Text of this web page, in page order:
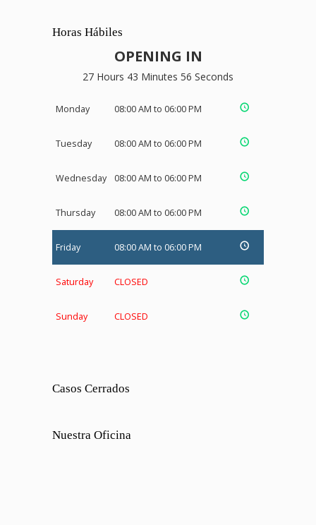
Horas Hábiles
OPENING IN
27 Hours 43 Minutes 55 Seconds
Monday 08:00 AM to 06:00 PM
Tuesday 08:00 AM to 06:00 PM
Wednesday 08:00 AM to 06:00 PM
Thursday 08:00 AM to 06:00 PM
Friday 08:00 AM to 06:00 PM
Saturday CLOSED
Sunday CLOSED
Casos Cerrados
Nuestra Oficina